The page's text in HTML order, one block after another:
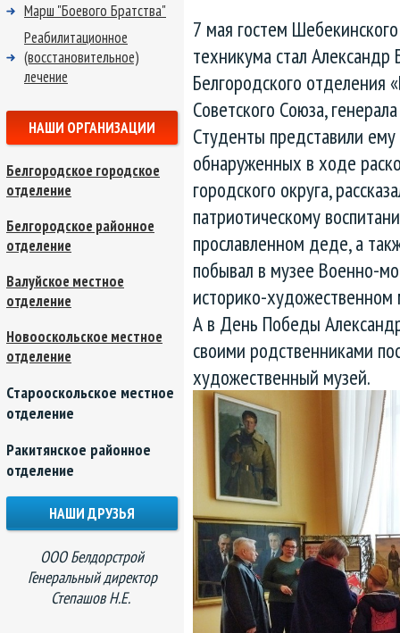
7 мая гостем
техникума стал
Белгородского
Советского Союза,
Студенты представили
обнаруженных в ходе
городского округа,
патриотическому
прославленном деде, а
побывал в музее Военно-
историко-художественном
А в День Победы
своими родственниками
художественный музей.
Марш "Боевого Братства"
Реабилитационное
(восстановительное)
лечение
НАШИ ОРГАНИЗАЦИИ
Белгородское городское
отделение
Белгородское районное
отделение
Валуйское местное
отделение
Новооскольское местное
отделение
Старооскольское местное
отделение
Ракитянское районное
отделение
НАШИ ДРУЗЬЯ
ООО Белдорстрой
Генеральный директор
Степашов Н.Е.